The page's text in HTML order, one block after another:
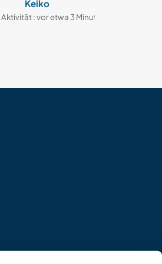
: vor etwa 3 Minuten